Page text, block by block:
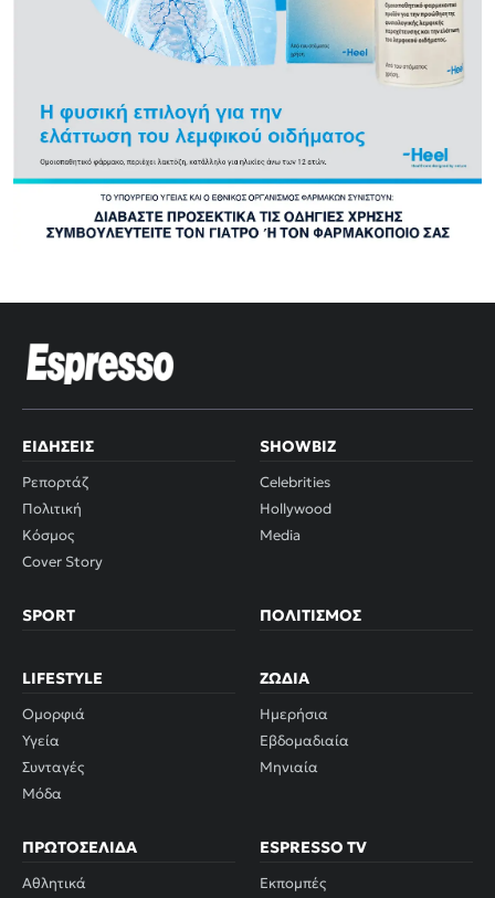
ΕΙΔΉΣΕΙΣ
Ρεπορτάζ
Πολιτική
Κόσμος
Cover Story
SHOWBIZ
Celebrities
Hollywood
Media
SPORT ΠΟΛΙΤΙΣΜΌΣ
LIFESTYLE
Ομορφιά
Υγεία
Συνταγές
Μόδα
ΖΏΔΙΑ
Ημερήσια
Εβδομαδιαία
Μηνιαία
ΠΡΩΤΟΣΈΛΙΔΑ
Αθλητικά
ESPRESSO TV
Εκπομπές